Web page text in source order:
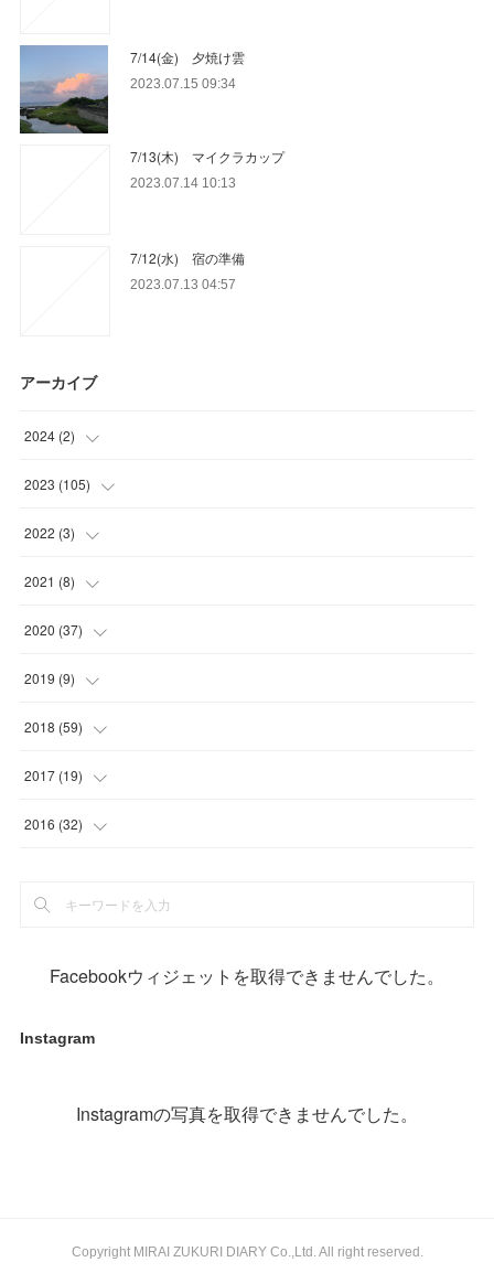
7/14(金) 夕焼け雲
2023.07.15 09:34
7/13(木) マイクラカップ
2023.07.14 10:13
7/12(水) 宿の準備
2023.07.13 04:57
アーカイブ
2024 (2)
(1)
( )
2023 (105)
( 15 )
( 29
(32
(
2022 (3)
( )
(1
(
2021 (8)
(5
( )
(2
2020 (37)
( )
(8
(21
(1
(1)
2019 (9)
(9
2018 (59)
(1
(10 )
(17
2017 (19)
(2
(
2016 (32)
(
Facebookウィジェットを取得できませんでした。
Instagram
Instagramの写真を取得できませんでした。
Copyright MIRAI ZUKURI DIARY Co.,Ltd. All right reserved.